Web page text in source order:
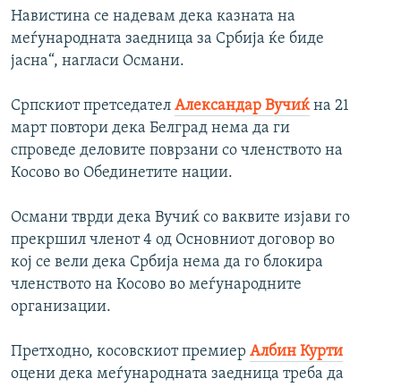
Навистина се надевам дека казната на
меѓународната заедница за Србија ќе биде
јасна“, нагласи Османи.
Српскиот претседател Александар Вучиќна 21
март повтори дека Белград нема да ги
спроведе деловите поврзани со членството на
Косово во Обединетите нации.
Османи тврди дека Вучиќ со ваквите изјави го
прекршил членот 4 од Основниот договор во
кој се вели дека Србија нема да го блокира
членството на Косово во меѓународните
организации.
Претходно, косовскиот премиер Албин Курти
оцени дека меѓународната заедница треба да